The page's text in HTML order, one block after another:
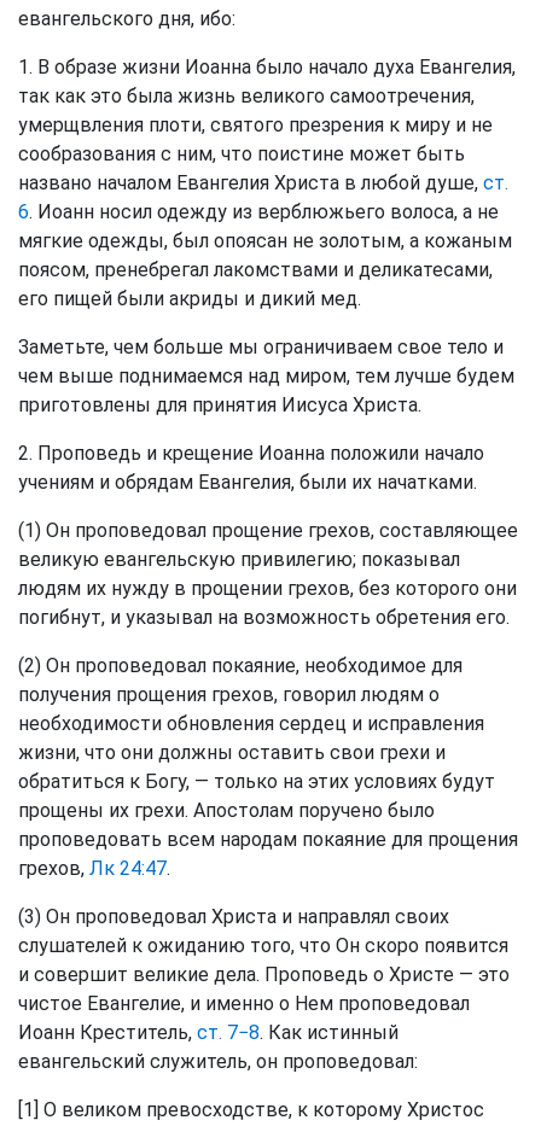
евангельского дня, ибо:
1. В образе жизни Иоанна было начало духа Евангелия,
так как это была жизнь великого самоотречения,
умерщвления плоти, святого презрения к миру и не
сообразования с ним, что поистине может быть
названо началом Евангелия Христа в любой душе, ст.
6. Иоанн носил одежду из верблюжьего волоса, а не
мягкие одежды, был опоясан не золотым, а кожаным
поясом, пренебрегал лакомствами и деликатесами,
его пищей были акриды и дикий мед.
Заметьте, чем больше мы ограничиваем свое тело и
чем выше поднимаемся над миром, тем лучше будем
приготовлены для принятия Иисуса Христа.
2. Проповедь и крещение Иоанна положили начало
учениям и обрядам Евангелия, были их начатками.
(1) Он проповедовал прощение грехов, составляющее
великую евангельскую привилегию; показывал
людям их нужду в прощении грехов, без которого они
погибнут, и указывал на возможность обретения его.
(2) Он проповедовал покаяние, необходимое для
получения прощения грехов, говорил людям о
необходимости обновления сердец и исправления
жизни, что они должны оставить свои грехи и
обратиться к Богу, — только на этих условиях будут
прощены их грехи. Апостолам поручено было
проповедовать всем народам покаяние для прощения
грехов, Лк 24:47.
(3) Он проповедовал Христа и направлял своих
слушателей к ожиданию того, что Он скоро появится
и совершит великие дела. Проповедь о Христе — это
чистое Евангелие, и именно о Нем проповедовал
Иоанн Креститель, ст. 7−8. Как истинный
евангельский служитель, он проповедовал:
[1] О великом превосходстве, к которому Христос